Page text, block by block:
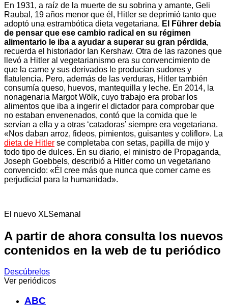
En 1931, a raíz de la muerte de su sobrina y amante, Geli
Raubal, 19 años menor que él, Hitler se deprimió tanto que
adoptó una estrambótica dieta vegetariana. El Führer debía
de pensar que ese cambio radical en su régimen
alimentario le iba a ayudar a superar su gran pérdida,
recuerda el historiador Ian Kershaw. Otra de las razones que
llevó a Hitler al vegetarianismo era su convencimiento de
que la carne y sus derivados le producían sudores y
flatulencia. Pero, además de las verduras, Hitler también
consumía queso, huevos, mantequilla y leche. En 2014, la
nonagenaria Margot Wölk, cuyo trabajo era probar los
alimentos que iba a ingerir el dictador para comprobar que
no estaban envenenados, contó que la comida que le
servían a ella y a otras ‘catadoras’ siempre era vegetariana.
«Nos daban arroz, fideos, pimientos, guisantes y coliflor». La
dieta de Hitler se completaba con setas, papilla de mijo y
todo tipo de dulces. En su diario, el ministro de Propaganda,
Joseph Goebbels, describió a Hitler como un vegetariano
convencido: «Él cree más que nunca que comer carne es
perjudicial para la humanidad».
El nuevo XLSemanal
A partir de ahora consulta los nuevos
contenidos en la web de tu periódico
Descúbrelos
Ver periódicos
ABC